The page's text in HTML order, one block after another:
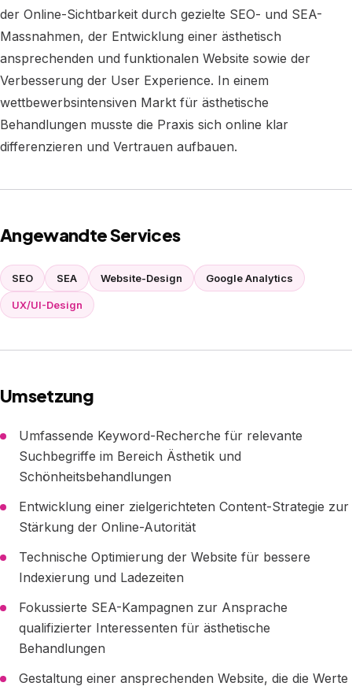
der Online-Sichtbarkeit durch gezielte SEO- und SEA-
Massnahmen, der Entwicklung einer ästhetisch
ansprechenden und funktionalen Website sowie der
Verbesserung der User Experience. In einem
wettbewerbsintensiven Markt für ästhetische
Behandlungen musste die Praxis sich online klar
differenzieren und Vertrauen aufbauen.
Angewandte Services
SEO SEA Website-Design Google Analytics
UX/UI-Design
Umsetzung
Umfassende Keyword-Recherche für relevante
Suchbegriffe im Bereich Ästhetik und
Schönheitsbehandlungen
Entwicklung einer zielgerichteten Content-Strategie zur
Stärkung der Online-Autorität
Technische Optimierung der Website für bessere
Indexierung und Ladezeiten
Fokussierte SEA-Kampagnen zur Ansprache
qualifizierter Interessenten für ästhetische
Behandlungen
Gestaltung einer ansprechenden Website, die die Werte